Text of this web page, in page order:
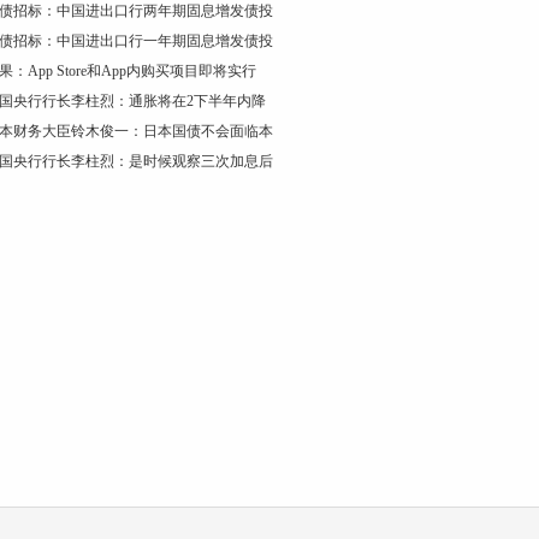
招标：中国进出口行两年期固息增发债投
招标：中国进出口行一年期固息增发债投
：App Store和App内购买项目即将实行
央行行长李柱烈：通胀将在2下半年内降
财务大臣铃木俊一：日本国债不会面临本
央行行长李柱烈：是时候观察三次加息后